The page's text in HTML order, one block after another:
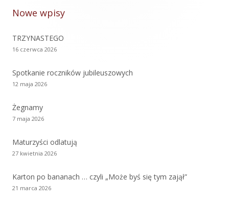
panel
boczny
Nowe wpisy
TRZYNASTEGO
16 czerwca 2026
Spotkanie roczników jubileuszowych
12 maja 2026
Żegnamy
7 maja 2026
Maturzyści odlatują
27 kwietnia 2026
Karton po bananach … czyli „Może byś się tym zajął”
21 marca 2026